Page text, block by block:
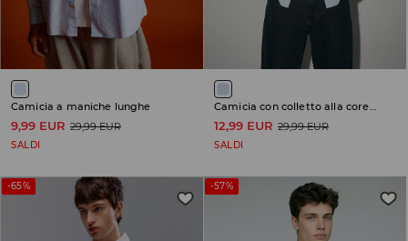
Camicia a maniche lunghe
9,99 EUR 29,99 EUR
SALDI
Camicia con colletto alla coreana
12,99 EUR 29,99 EUR
SALDI
-65% -57%